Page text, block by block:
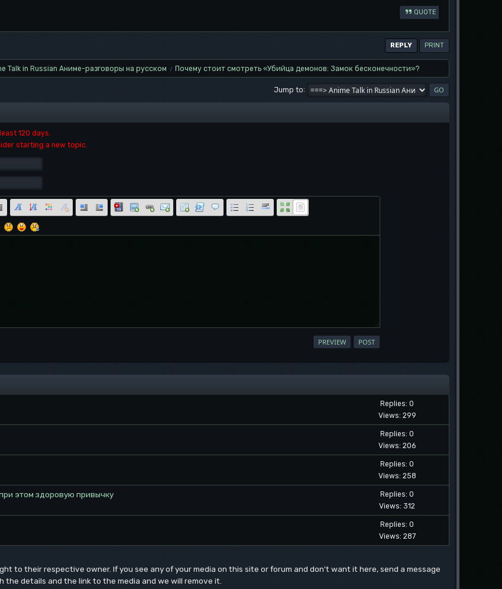
QUOTE
REPLY PRINT
Talk in Russian Аниме-разговоры на русском / Почему стоит смотреть «Убийца демонов: Замок бесконечности»?
Jump to
120 days.
starting a new topic.
Replies: 0
Views: 299
Replies: 0
Views: 206
Replies: 0
Views: 258
этом здоровую привычку
Replies: 0
Views: 312
Replies: 0
Views: 287
to their respective owner. If you see any of your media on this site or forum and don't want it here, send a message
the details and the link to the media and we will remove it.